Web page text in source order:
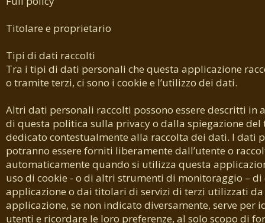
Titolare e proprietario
Tipi di dati raccolti
Tra i tipi di dati personali che questa applicazione
o tramite terzi, ci sono i cookie e l’utilizzo dei dati.
Altri dati personali raccolti possono essere descritti in
di questa politica sulla privacy o dalla spiegazione del
dedicato contestualmente alla raccolta dei dati. I dati
potranno essere forniti liberamente dall’utente o
automaticamente quando si utilizza questa
uso di cookie - o di altri strumenti di monitoraggio – di
applicazione o dai titolari di servizi di terzi utilizzati
applicazione, se non indicato diversamente, serve per
utenti e ricordare le loro preferenze, al solo scopo di